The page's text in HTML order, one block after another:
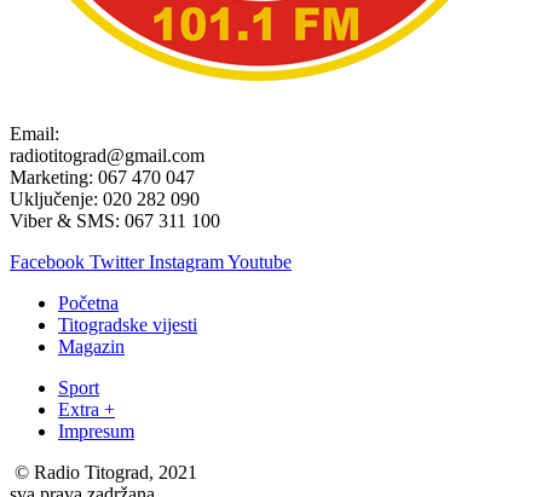
Email:
radiotitograd@gmail.com
Marketing: 067 470 047
Uključenje: 020 282 090
Viber & SMS: 067 311 100
Facebook Twitter InstagramYoutube
Početna
Titogradske vijesti
Magazin
Sport
Extra +
Impresum
© Radio Titograd, 2021